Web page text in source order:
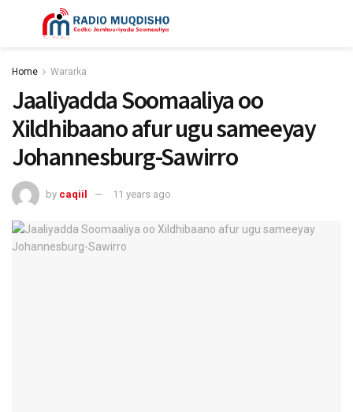
Home Wararka
Jaaliyadda Soomaaliya oo
Xildhibaano afur ugu sameeyay
Johannesburg-Sawirro
by caqiil 11 years ago